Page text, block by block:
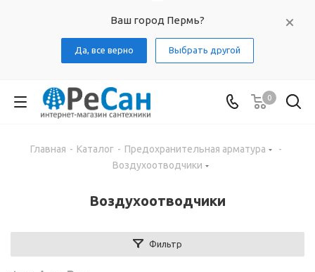
Ваш город Пермь?
Да, все верно Выбрать другой
0
Главная - Каталог - Предохранительная арматура
-
Воздухоотводчики
Воздухоотводчики
Фильтр